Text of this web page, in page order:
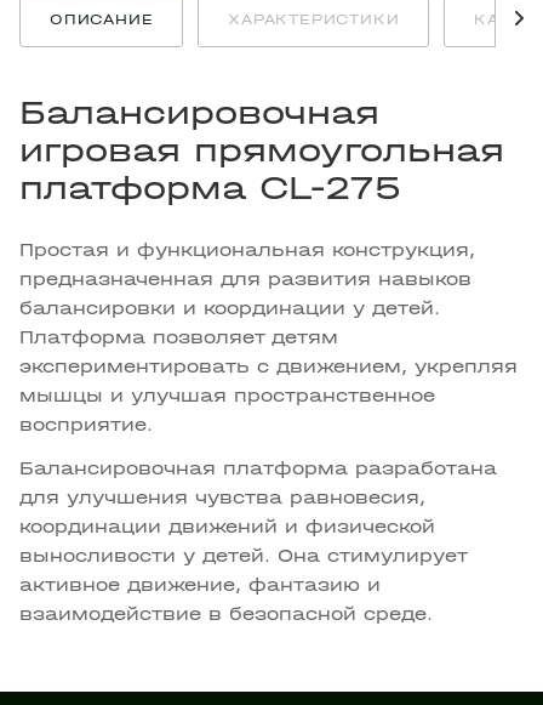
ОПИСАНИЕ ХАРАКТЕРИСТИКИ КАК
Балансировочная
игровая прямоугольная
платформа CL-275
Простая и функциональная конструкция,
предназначенная для развития навыков
балансировки и координации у детей.
Платформа позволяет детям
экспериментировать с движением, укрепляя
мышцы и улучшая пространственное
восприятие.
Балансировочная платформа разработана
для улучшения чувства равновесия,
координации движений и физической
выносливости у детей. Она стимулирует
активное движение, фантазию и
взаимодействие в безопасной среде.